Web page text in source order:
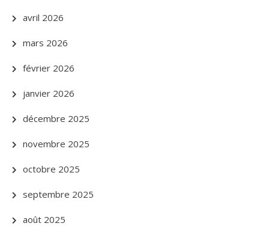
avril 2026
mars 2026
février 2026
janvier 2026
décembre 2025
novembre 2025
octobre 2025
septembre 2025
août 2025